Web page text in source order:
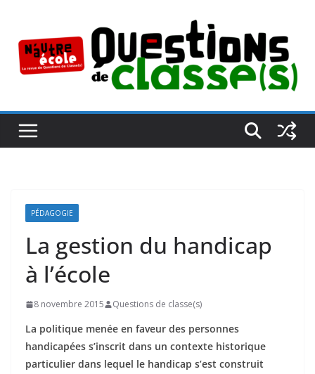
contenu
PÉDAGOGIE
La gestion du handicap
à l’école
8 novembre 2015 Questions de classe(s)
La politique menée en faveur des personnes
handicapées s’inscrit dans un contexte historique
particulier dans lequel le handicap s’est construit